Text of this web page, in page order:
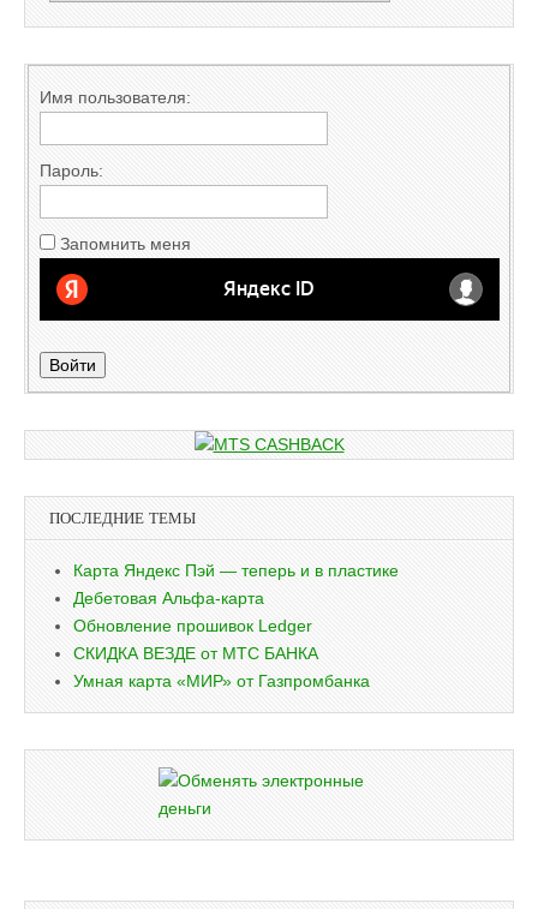
Имя пользователя:
Пароль:
Запомнить меня
Войти
ПОСЛЕДНИЕ ТЕМЫ
Карта Яндекс Пэй — теперь и в пластике
Дебетовая Альфа-карта
Обновление прошивок Ledger
СКИДКА ВЕЗДЕ от МТС БАНКА
Умная карта «МИР» от Газпромбанка